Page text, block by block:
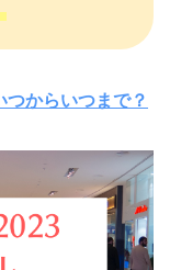
からいつまで？